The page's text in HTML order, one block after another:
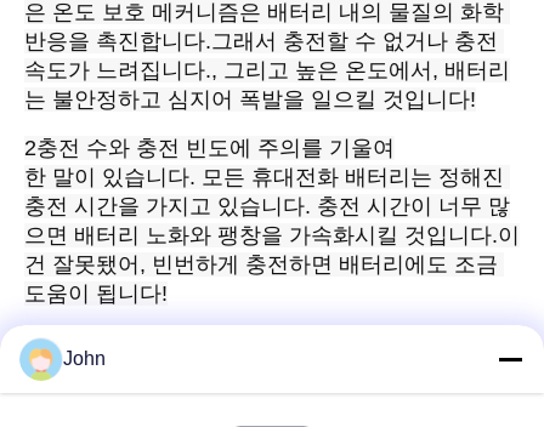
은 온도 보호 메커니즘은 배터리 내의 물질의 화학
반응을 촉진합니다.그래서 충전할 수 없거나 충전
속도가 느려집니다., 그리고 높은 온도에서, 배터리
는 불안정하고 심지어 폭발을 일으킬 것입니다!
2충전 수와 충전 빈도에 주의를 기울여
한 말이 있습니다. 모든 휴대전화 배터리는 정해진
충전 시간을 가지고 있습니다. 충전 시간이 너무 많
으면 배터리 노화와 팽창을 가속화시킬 것입니다.이
건 잘못됐어, 빈번하게 충전하면 배터리에도 조금
도움이 됩니다!
John